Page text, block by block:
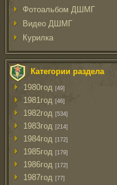
Фотоальбом ДШМГ
Видео ДШМГ
Курилка
Категории раздела
1980год [49]
1981год [46]
1982год [534]
1983год [214]
1984год [172]
1985год [179]
1986год [172]
1987год [77]